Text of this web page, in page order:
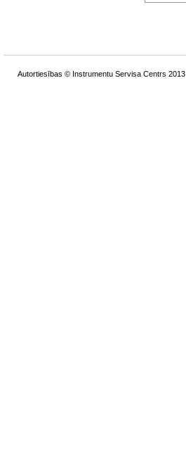
Autortiesības © Instrumentu Servisa Centrs 2013